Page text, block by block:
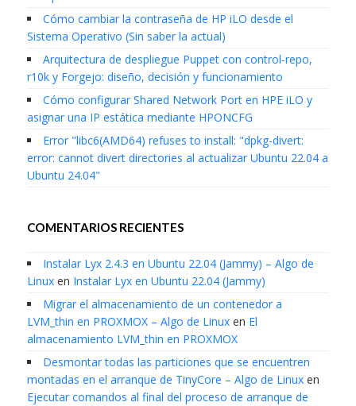
Cómo cambiar la contraseña de HP iLO desde el
Sistema Operativo (Sin saber la actual)
Arquitectura de despliegue Puppet con control-repo,
r10k y Forgejo: diseño, decisión y funcionamiento
Cómo configurar Shared Network Port en HPE iLO y
asignar una IP estática mediante HPONCFG
Error "libc6(AMD64) refuses to install: "dpkg-divert:
error: cannot divert directories al actualizar Ubuntu 22.04 a
Ubuntu 24.04"
COMENTARIOS RECIENTES
Instalar Lyx 2.4.3 en Ubuntu 22.04 (Jammy) – Algo de
Linuxen Instalar Lyx en Ubuntu 22.04 (Jammy)
Migrar el almacenamiento de un contenedor a
LVM_thin en PROXMOX – Algo de Linuxen El
almacenamiento LVM_thin en PROXMOX
Desmontar todas las particiones que se encuentren
montadas en el arranque de TinyCore – Algo de Linuxen
Ejecutar comandos al final del proceso de arranque de